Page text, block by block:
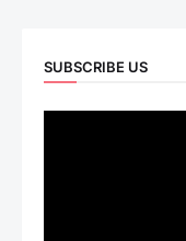
SUBSCRIBE US